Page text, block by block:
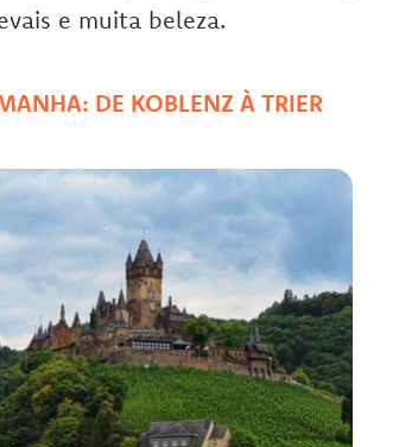
e muita beleza.
DE KOBLENZ À TRIER